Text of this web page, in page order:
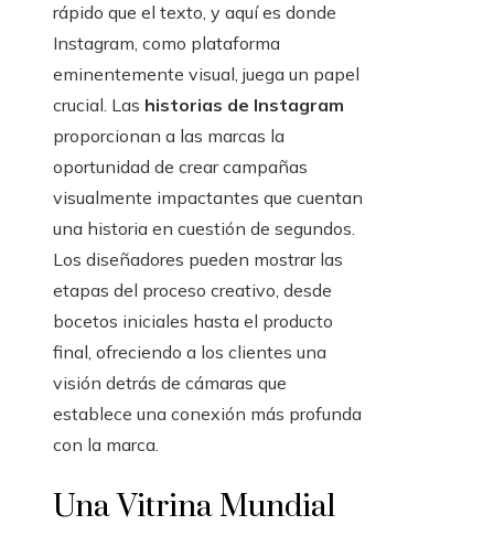
rápido que el texto, y aquí es donde
Instagram, como plataforma
eminentemente visual, juega un papel
crucial. Las historias de Instagram
proporcionan a las marcas la
oportunidad de crear campañas
visualmente impactantes que cuentan
una historia en cuestión de segundos.
Los diseñadores pueden mostrar las
etapas del proceso creativo, desde
bocetos iniciales hasta el producto
final, ofreciendo a los clientes una
visión detrás de cámaras que
establece una conexión más profunda
con la marca.
Una Vitrina Mundial